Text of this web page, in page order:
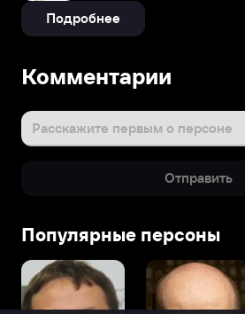
Подробнее
Комментарии
Расскажите первым о персоне
Отправить
Популярные персоны